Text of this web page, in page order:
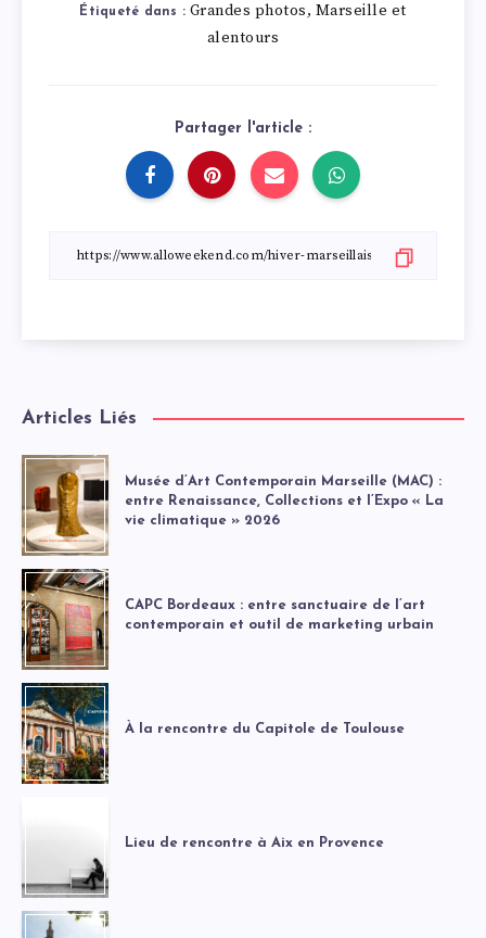
Étiqueté dans : Grandes photos, Marseille et
alentours
Partager l'article :
Articles Liés
Musée d’Art Contemporain Marseille (MAC) :
entre Renaissance, Collections et l’Expo « La
vie climatique » 2026
CAPC Bordeaux : entre sanctuaire de l’art
contemporain et outil de marketing urbain
À la rencontre du Capitole de Toulouse
Lieu de rencontre à Aix en Provence